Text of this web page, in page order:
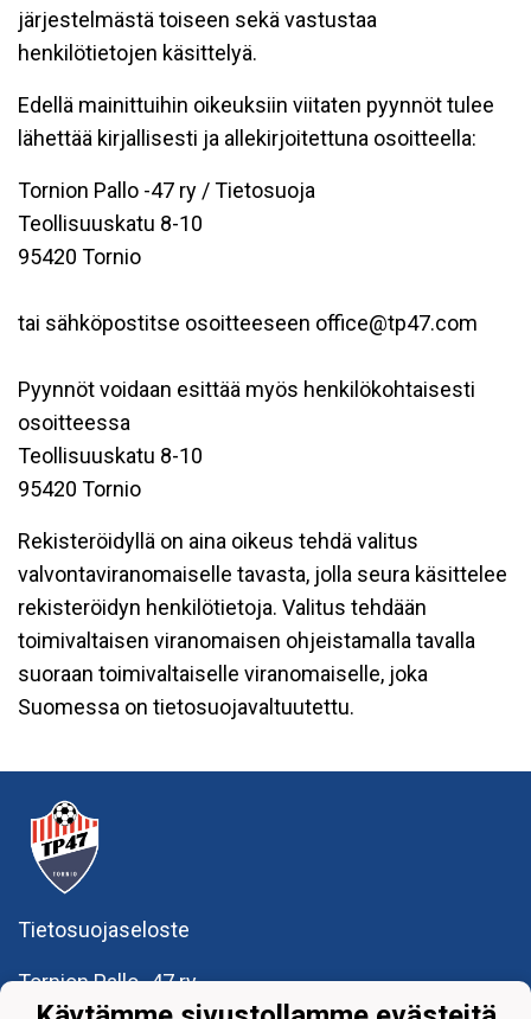
järjestelmästä toiseen sekä vastustaa
henkilötietojen käsittelyä.
Edellä mainittuihin oikeuksiin viitaten pyynnöt tulee
lähettää kirjallisesti ja allekirjoitettuna osoitteella:
Tornion Pallo -47 ry / Tietosuoja
Teollisuuskatu 8-10
95420 Tornio
tai sähköpostitse osoitteeseen office@tp47.com
Pyynnöt voidaan esittää myös henkilökohtaisesti
osoitteessa
Teollisuuskatu 8-10
95420 Tornio
Rekisteröidyllä on aina oikeus tehdä valitus
valvontaviranomaiselle tavasta, jolla seura käsittelee
rekisteröidyn henkilötietoja. Valitus tehdään
toimivaltaisen viranomaisen ohjeistamalla tavalla
suoraan toimivaltaiselle viranomaiselle, joka
Suomessa on tietosuojavaltuutettu.
Tietosuojaseloste
Tornion Pallo -47 ry
Teollisuuskatu 8-10